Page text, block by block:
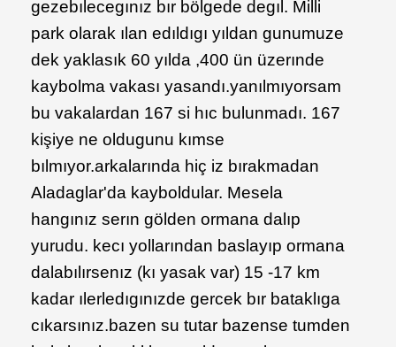
gezebılecegınız bır bölgede degıl. Milli
park olarak ılan edıldıgı yıldan gunumuze
dek yaklasık 60 yılda ,400 ün üzerınde
kaybolma vakası yasandı.yanılmıyorsam
bu vakalardan 167 si hıc bulunmadı. 167
kişiye ne oldugunu kımse
bılmıyor.arkalarında hiç iz bırakmadan
Aladaglar'da kayboldular. Mesela
hangınız serın gölden ormana dalıp
yurudu. kecı yollarından baslayıp ormana
dalabılırsenız (kı yasak var) 15 -17 km
kadar ılerledıgınızde gercek bır bataklıga
cıkarsınız.bazen su tutar bazense tumden